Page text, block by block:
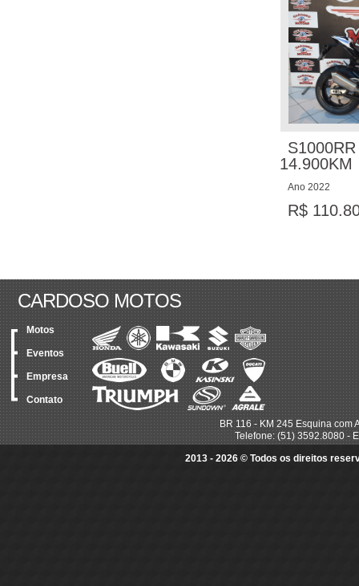
14.900KM
Ano 2022
R$
CARDOSO MOTOS
Motos
Eventos
Empresa
Contato
BR 116 - KM 245 Esquina com
Telefone: (51) 3592.8080 -
2013 - 2026 © Todos os direitos